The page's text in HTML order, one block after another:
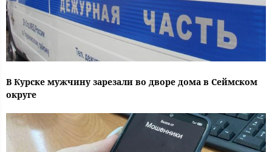
В Курске мужчину зарезали во дворе дома в Сеймском
округе